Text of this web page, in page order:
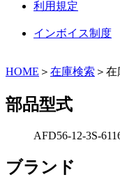
利用規定
インボイス制度
HOME ＞ 在庫検索 ＞
部品型式
AFD56-12-3S-
ブランド